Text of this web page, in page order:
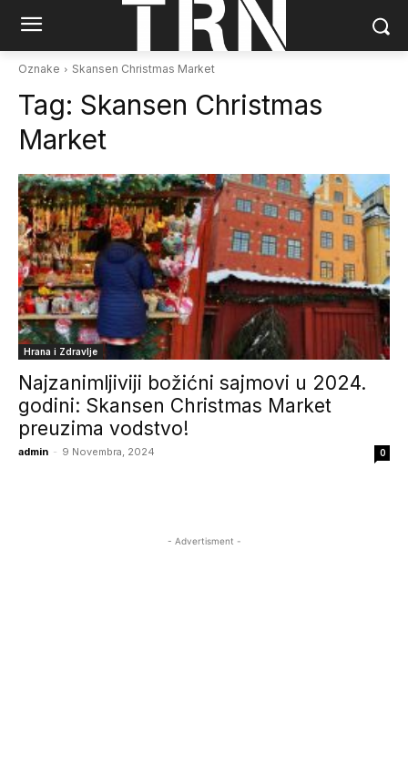
Oznake Skansen Christmas Market
Tag: Skansen Christmas
Market
Hrana i Zdravlje
Najzanimljiviji božićni sajmovi u 2024.
godini: Skansen Christmas Market
preuzima vodstvo!
admin - 9 Novembra, 2024 0
- Advertisment -